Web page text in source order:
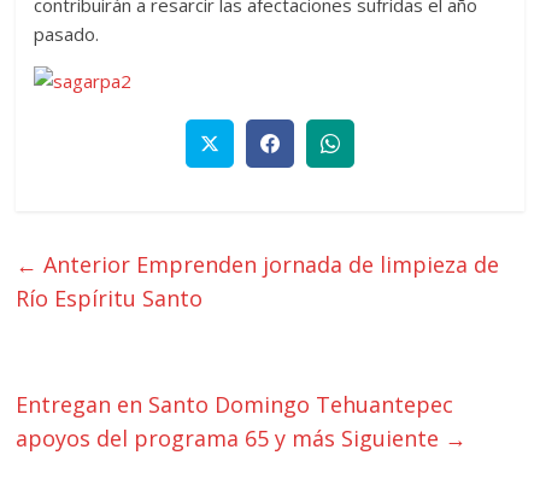
pasado.
← Anterior Emprenden jornada de limpieza de
Río Espíritu Santo
Entregan en Santo Domingo Tehuantepec
apoyos del programa 65 y más Siguiente →